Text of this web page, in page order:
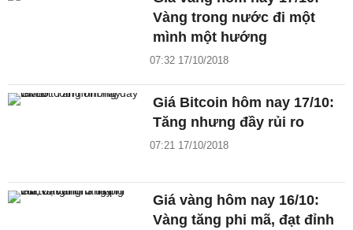
Vàng trong nước đi một
mình một hướng
07:32 17/10/2018
Giá Bitcoin hôm nay 17/10:
Tăng nhưng đầy rủi ro
07:21 17/10/2018
Giá vàng hôm nay 16/10:
Vàng tăng phi mã, đạt đỉnh